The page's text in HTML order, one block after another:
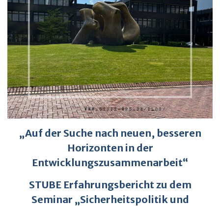
„Auf der Suche nach neuen, besseren
Horizonten in der
Entwicklungszusammenarbeit“
STUBE Erfahrungsbericht zu dem
Seminar „Sicherheitspolitik und